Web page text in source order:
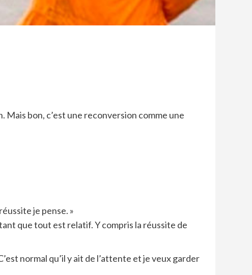
Mais bon, c’est une reconversion comme une
je pense. »
que tout est relatif. Y compris la réussite de
normal qu’il y ait de l’attente et je veux garder